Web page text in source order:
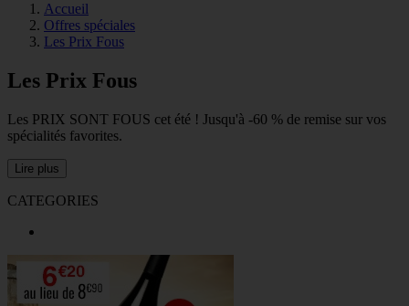
Accueil
Offres spéciales
Les Prix Fous
Les Prix Fous
Les PRIX SONT FOUS cet été ! Jusqu'à -60 % de remise sur vos
spécialités favorites.
Lire plus
CATEGORIES